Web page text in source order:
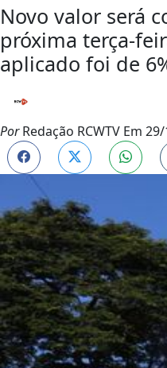
Novo valor será
próxima terça-
aplicado foi de
PorRedação RCWTV Em 29/